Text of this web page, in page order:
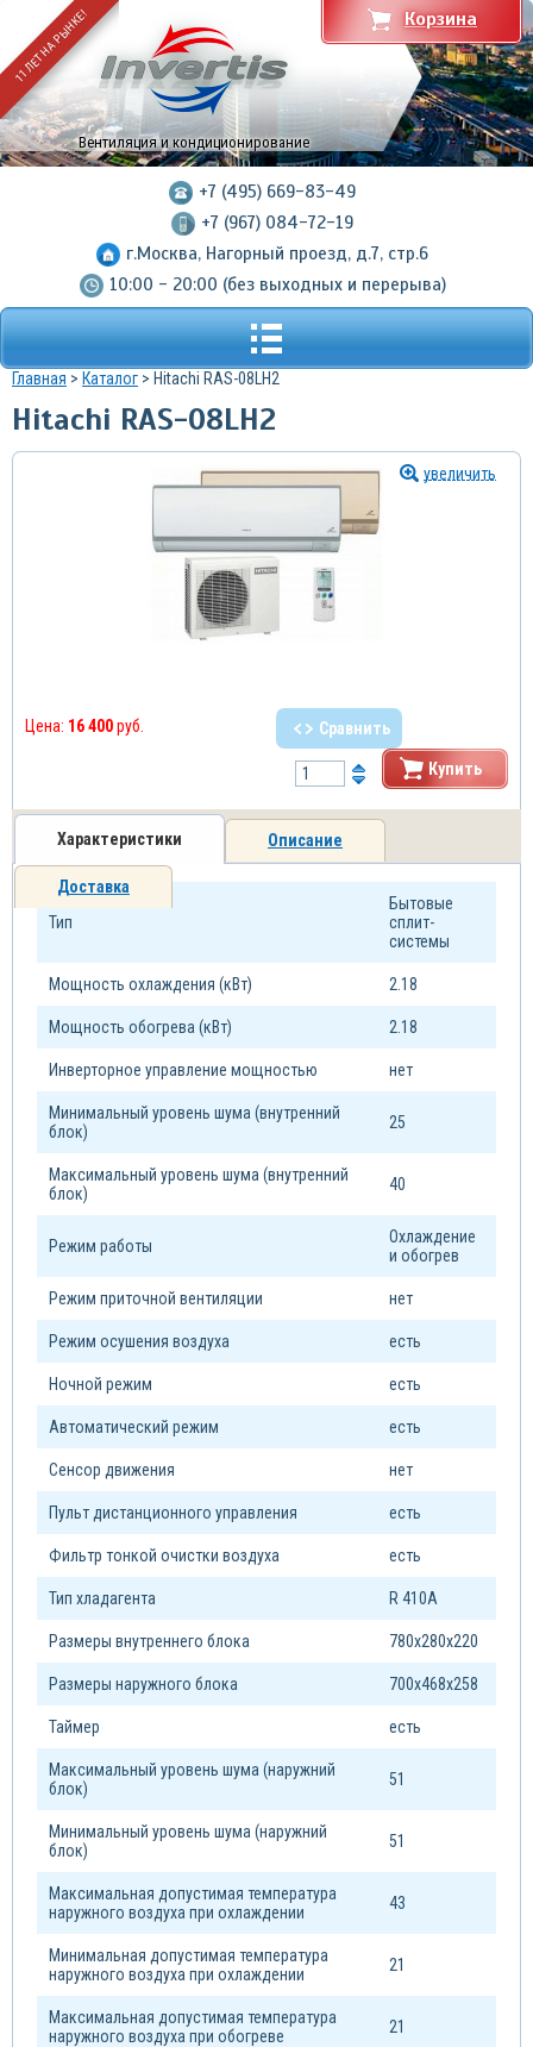
11 ЛЕТ НА РЫНКЕ!
Вентиляция и кондиционирование
+7 (495) 669-83-49
+7 (967) 084-72-19
г.Москва, Нагорный проезд, д.7, стр.6
10:00 - 20:00 (без выходных и перерыва)
Корзина
Главная > Каталог > Hitachi RAS-08LH2
Hitachi RAS-08LH2
увеличить
Цена: 16 400руб. Сравнить
Купить
Характеристики Описание
Доставка
Тип
Бытовые
сплит-
системы
Мощность охлаждения (кВт) 2.18
Мощность обогрева (кВт) 2.18
Инверторное управление мощностью нет
Минимальный уровень шума (внутренний
блок)
25
Максимальный уровень шума (внутренний
блок)
40
Режим работы
Охлаждение
и обогрев
Режим приточной вентиляции нет
Режим осушения воздуха есть
Ночной режим есть
Автоматический режим есть
Сенсор движения нет
Пульт дистанционного управления есть
Фильтр тонкой очистки воздуха есть
Тип xладагента R 410A
Размеры внутреннего блока 780х280х220
Размеры наружного блока 700х468х258
Таймер есть
Максимальный уровень шума (наружний
блок)
51
Минимальный уровень шума (наружний
блок)
51
Максимальная допустимая температура
наружного воздуха при охлаждении
43
Минимальная допустимая температура
наружного воздуха при охлаждении
21
Максимальная допустимая температура
наружного воздуха при обогреве
21